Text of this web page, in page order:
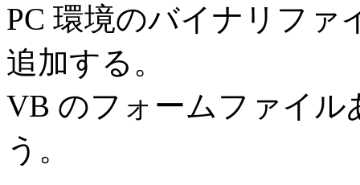
PC 環境のバイナリファ
追加する。
VB のフォームファイ
う。